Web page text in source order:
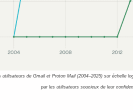
utilisateurs de Gmail et Proton Mail (2004–2025) sur échelle
par les utilisateurs soucieux de leur